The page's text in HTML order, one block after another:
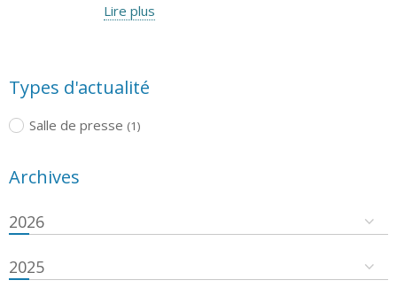
Lire plus
Types d'actualité
Salle de presse (1)
Archives
2026
2025